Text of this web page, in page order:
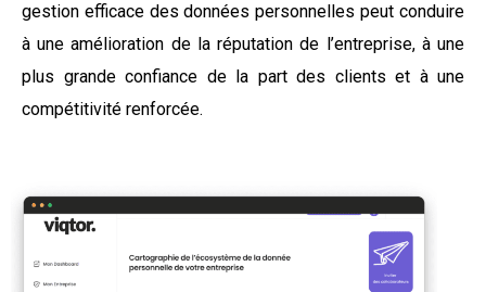
gestion efficace des données personnelles peut conduire
à une amélioration de la réputation de l’entreprise, à une
plus grande confiance de la part des clients et à une
compétitivité renforcée.